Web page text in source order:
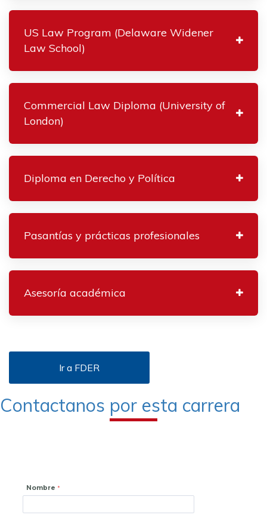
US Law Program (Delaware Widener
Law School)
Commercial Law Diploma (University of
London)
Diploma en Derecho y Política
Pasantías y prácticas profesionales
Asesoría académica
Ir a FDER
Contactanos por esta carrera
Nombre